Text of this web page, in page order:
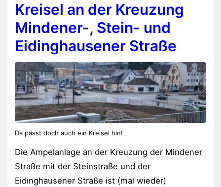
Kreisel an der Kreuzung
Mindener-, Stein- und
Eidinghausener Straße
Da passt doch auch ein Kreisel hin!
Die Ampelanlage an der Kreuzung der Mindener
Straße mit der Steinstraße und der
Eidinghausener Straße ist (mal wieder)